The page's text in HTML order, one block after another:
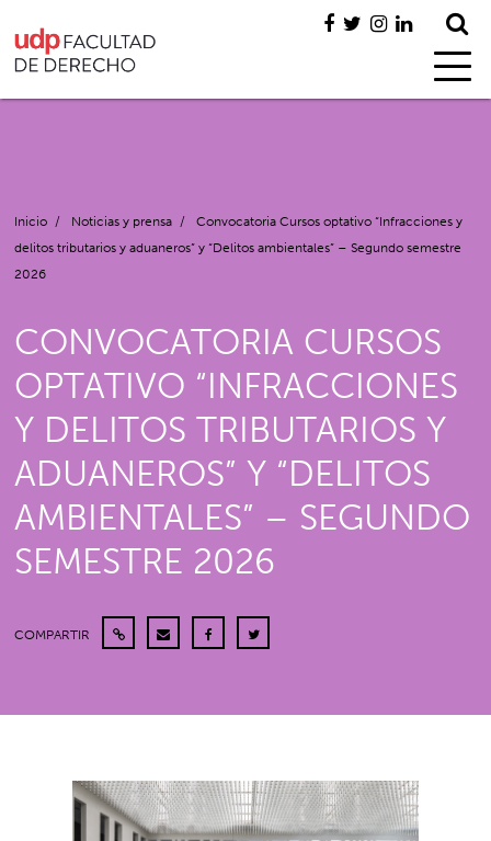
Inicio / Noticias y prensa /
Convocatoria Cursos optativo “Infracciones y
delitos tributarios y aduaneros” y “Delitos ambientales” – Segundo semestre
2026
CONVOCATORIA CURSOS
OPTATIVO “INFRACCIONES
Y DELITOS TRIBUTARIOS Y
ADUANEROS” Y “DELITOS
AMBIENTALES” – SEGUNDO
SEMESTRE 2026
COMPARTIR